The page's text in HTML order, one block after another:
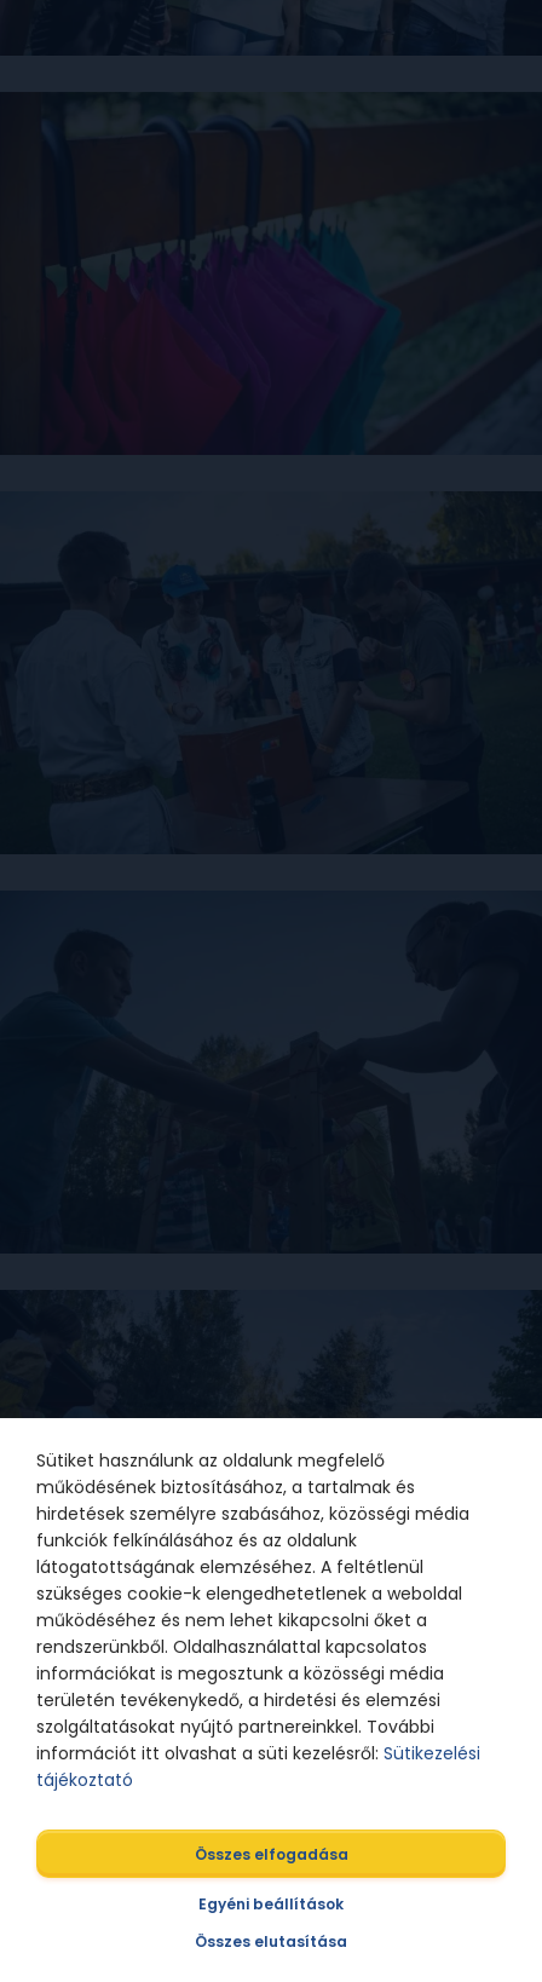
Sütiket használunk az oldalunk megfelelő
működésének biztosításához, a tartalmak és
hirdetések személyre szabásához, közösségi média
funkciók felkínálásához és az oldalunk
látogatottságának elemzéséhez. A feltétlenül
szükséges cookie-k elengedhetetlenek a weboldal
működéséhez és nem lehet kikapcsolni őket a
rendszerünkből. Oldalhasználattal kapcsolatos
információkat is megosztunk a közösségi média
területén tevékenykedő, a hirdetési és elemzési
szolgáltatásokat nyújtó partnereinkkel. További
információt itt olvashat a süti kezelésről: Sütikezelési
tájékoztató
Összes elfogadása
Egyéni beállítások
Összes elutasítása